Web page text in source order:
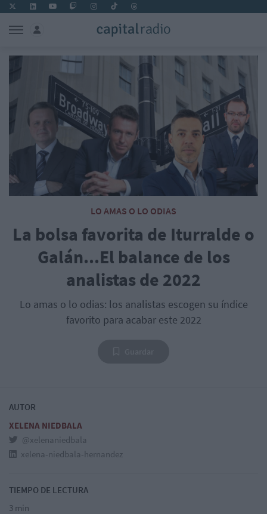
LO AMAS O LO ODIAS
La bolsa favorita de Iturralde o
Galán...El balance de los
analistas de 2022
Lo amas o lo odias: los analistas escogen su índice
favorito para acabar este 2022
AUTOR
XELENA NIEDBALA
@xelenaniedbala
xelena-niedbala-hernandez
TIEMPO DE LECTURA
3 min